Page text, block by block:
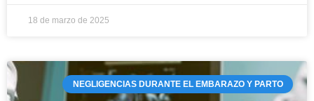
18 de marzo de 2025
NEGLIGENCIAS DURANTE EL EMBARAZO Y PARTO